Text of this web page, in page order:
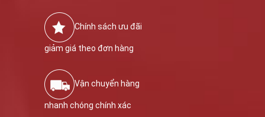
Chính sách ưu đãi
giảm giá theo đơn hàng
Vận chuyển hàng
nhanh chóng chính xác